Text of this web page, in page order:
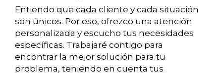
Entiendo que cada cliente y cada situación
son únicos. Por eso, ofrezco una atención
personalizada y escucho tus necesidades
específicas. Trabajaré contigo para
encontrar la mejor solución para tu
problema, teniendo en cuenta tus